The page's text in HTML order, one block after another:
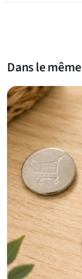
Dans le